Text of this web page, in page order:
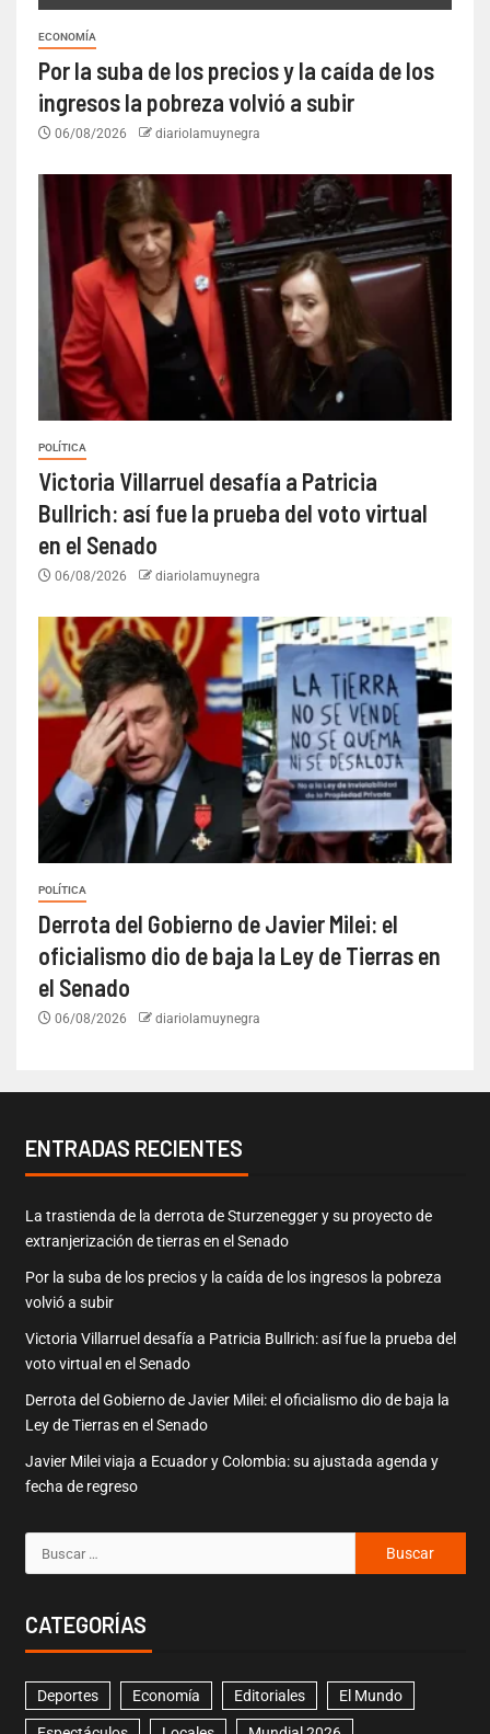
ECONOMÍA
Por la suba de los precios y la caída de los
ingresos la pobreza volvió a subir
06/08/2026 diariolamuynegra
POLÍTICA
Victoria Villarruel desafía a Patricia
Bullrich: así fue la prueba del voto virtual
en el Senado
06/08/2026 diariolamuynegra
POLÍTICA
Derrota del Gobierno de Javier Milei: el
oficialismo dio de baja la Ley de Tierras en
el Senado
06/08/2026 diariolamuynegra
ENTRADAS RECIENTES
La trastienda de la derrota de Sturzenegger y su proyecto de
extranjerización de tierras en el Senado
Por la suba de los precios y la caída de los ingresos la pobreza
volvió a subir
Victoria Villarruel desafía a Patricia Bullrich: así fue la prueba del
voto virtual en el Senado
Derrota del Gobierno de Javier Milei: el oficialismo dio de baja la
Ley de Tierras en el Senado
Javier Milei viaja a Ecuador y Colombia: su ajustada agenda y
fecha de regreso
CATEGORÍAS
Deportes Economía Editoriales El Mundo